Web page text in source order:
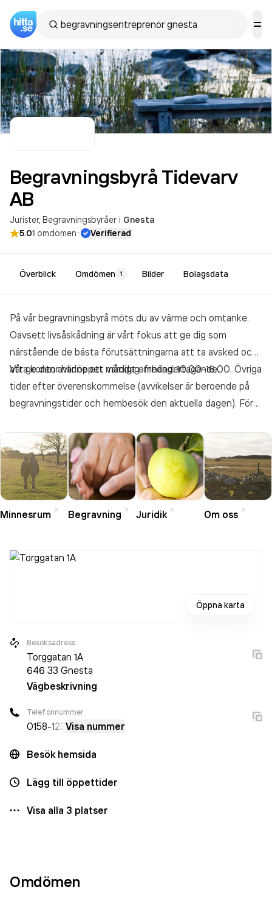
Begravningsbyrå Tidevarv
AB
Jurister Begravningsbyråer i Gnesta
5.01 omdömen· Verifierad
Överblick Omdömen 1 Bilder Bolagsdata
På vår begravningsbyrå möts du av värme och omtanke.
Oavsett livsåskådning är vårt fokus att ge dig som
närstående de bästa förutsättningarna att ta avsked och
att ge den avlidne ett värdigt omhändertagande.
Våra kontor har öppet måndag-fredag: 10.00-16.00. Övriga
tider efter överenskommelse (avvikelser är beroende på
begravningstider och hembesök den aktuella dagen). För
boka tid. Har ni svårt att komma till oss, gör vi även
hembesök inom Sörmland eller så tar vi det digitalt.
Minnesrum Begravning Juridik Om oss
Öppna karta
Besöksadress
Torggatan 1A
646 33 Gnesta
Vägbeskrivning
Telefonnummer
0158-123Visa nummer
Besök hemsida
Lägg till öppettider
Visa alla 3 platser
Omdömen